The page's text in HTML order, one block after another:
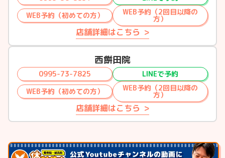
WEB予約（初めての方）
WEB予約（2回目以降の
方）
店舗詳細はこちら
西餅田院
0995-73-7825
LINEで予約
WEB予約（初めての方）
WEB予約（2回目以降の
方）
店舗詳細はこちら